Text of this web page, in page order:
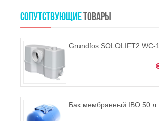
СОПУТСТВУЮЩИЕ ТОВАРЫ
Grundfos SOLOLIFT2 WC-1
Бак мембранный IBO 50 л